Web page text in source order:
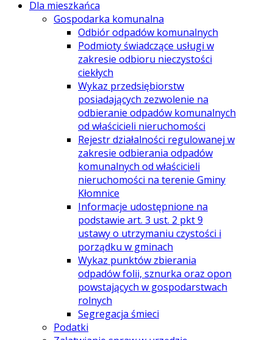
Dla mieszkańca
Gospodarka komunalna
Odbiór odpadów komunalnych
Podmioty świadczące usługi w
zakresie odbioru nieczystości
ciekłych
Wykaz przedsiębiorstw
posiadających zezwolenie na
odbieranie odpadów komunalnych
od właścicieli nieruchomości
Rejestr działalności regulowanej w
zakresie odbierania odpadów
komunalnych od właścicieli
nieruchomości na terenie Gminy
Kłomnice
Informacje udostępnione na
podstawie art. 3 ust. 2 pkt 9
ustawy o utrzymaniu czystości i
porządku w gminach
Wykaz punktów zbierania
odpadów folii, sznurka oraz opon
powstających w gospodarstwach
rolnych
Segregacja śmieci
Podatki